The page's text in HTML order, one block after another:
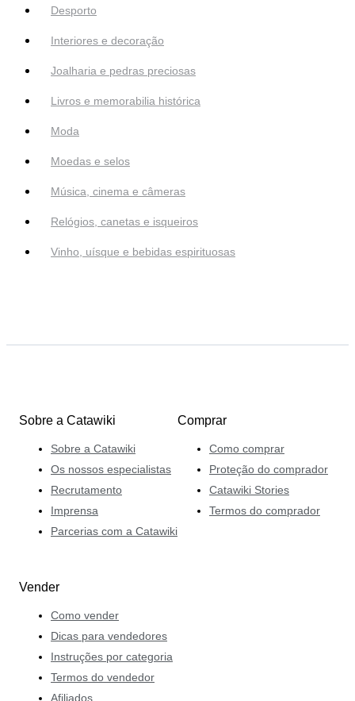
Desporto
Interiores e decoração
Joalharia e pedras preciosas
Livros e memorabilia histórica
Moda
Moedas e selos
Música, cinema e câmeras
Relógios, canetas e isqueiros
Vinho, uísque e bebidas espirituosas
Sobre a Catawiki
Sobre a Catawiki
Os nossos especialistas
Recrutamento
Imprensa
Parcerias com a Catawiki
Comprar
Como comprar
Proteção do comprador
Catawiki Stories
Termos do comprador
Vender
Como vender
Dicas para vendedores
Instruções por categoria
Termos do vendedor
Afiliados